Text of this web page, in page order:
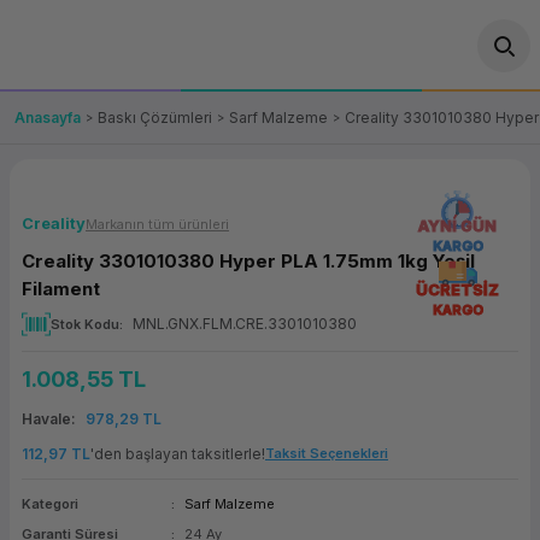
OT/VT Ürünleri
Fiş Yazıcı
Self Servis Ekranı
Panel PC
(Firewall)
Makinesi
Makinesi
Çözümleri
Bağlantı
Yedekleme
Ürünler
Paketi
Anasayfa Baskı Çözümleri Sarf Malzeme Creality 3301010380
AYNI GÜN
KARGO
ÜCRETSİZ
KARGO
CrealityMarkanın tüm ürünleri
Creality 3301010380 Hyper PLA 1.75mm 1kg Yeşil
Filament
Stok Kodu MNL.GNX.FLM.CRE.3301010380
1.008,55 TL
Havale
978,29 TL
112,97 TL'den başlayan taksitlerle!Taksit Seçenekleri
Kategori
Sarf Malzeme
Garanti Süresi
24 Ay